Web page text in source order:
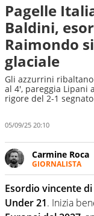
Pagelle
Baldini,
Raimondo
glaciale
Gli azzurrini
al 4', pareggia Lipani
rigore del 2-1
05/09/25 20:10
Carmine Roca
GIORNALISTA
Giornalista
sue
campionati
Esordio vincente
Under 21. Inizia